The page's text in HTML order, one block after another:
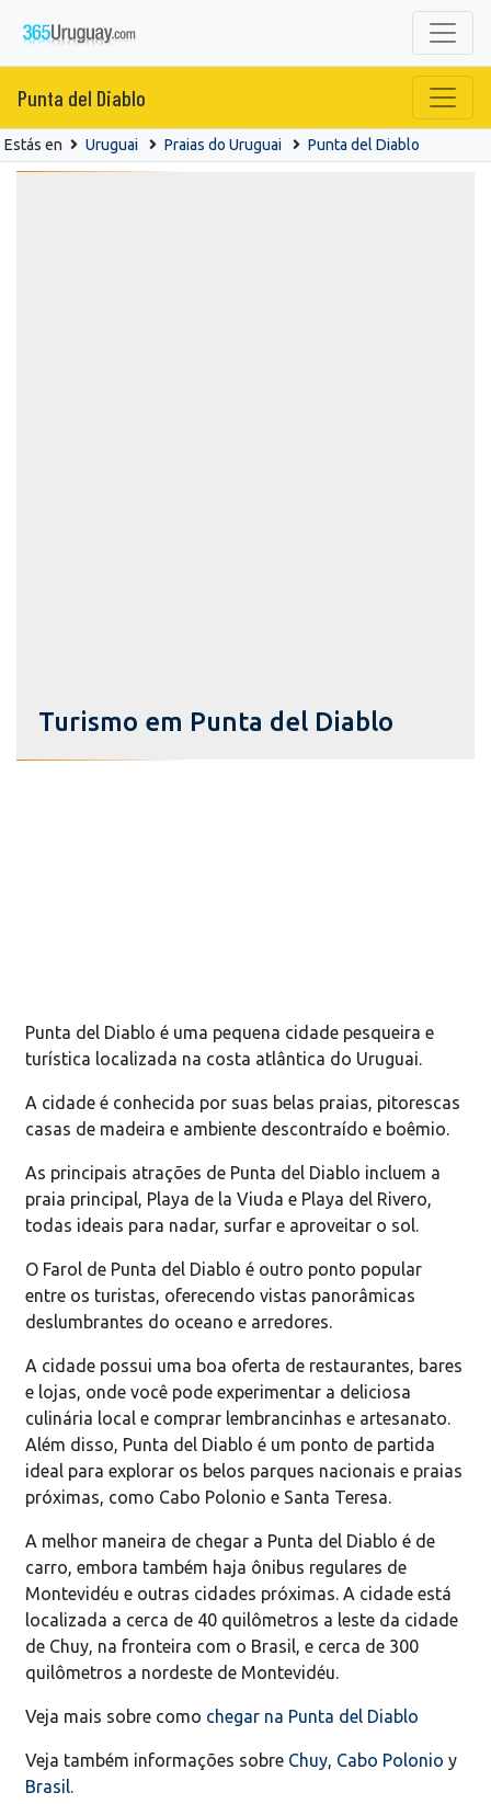
Punta del Diablo
Estás en Uruguai Praias do Uruguai Punta del Diablo
Turismo em Punta del Diablo
Punta del Diablo é uma pequena cidade pesqueira e
turística localizada na costa atlântica do Uruguai.
A cidade é conhecida por suas belas praias, pitorescas
casas de madeira e ambiente descontraído e boêmio.
As principais atrações de Punta del Diablo incluem a
praia principal, Playa de la Viuda e Playa del Rivero,
todas ideais para nadar, surfar e aproveitar o sol.
O Farol de Punta del Diablo é outro ponto popular
entre os turistas, oferecendo vistas panorâmicas
deslumbrantes do oceano e arredores.
A cidade possui uma boa oferta de restaurantes, bares
e lojas, onde você pode experimentar a deliciosa
culinária local e comprar lembrancinhas e artesanato.
Além disso, Punta del Diablo é um ponto de partida
ideal para explorar os belos parques nacionais e praias
próximas, como Cabo Polonio e Santa Teresa.
A melhor maneira de chegar a Punta del Diablo é de
carro, embora também haja ônibus regulares de
Montevidéu e outras cidades próximas. A cidade está
localizada a cerca de 40 quilômetros a leste da cidade
de Chuy, na fronteira com o Brasil, e cerca de 300
quilômetros a nordeste de Montevidéu.
Veja mais sobre como chegar na Punta del Diablo
Veja também informações sobre Chuy, Cabo Polonio y
Brasil.